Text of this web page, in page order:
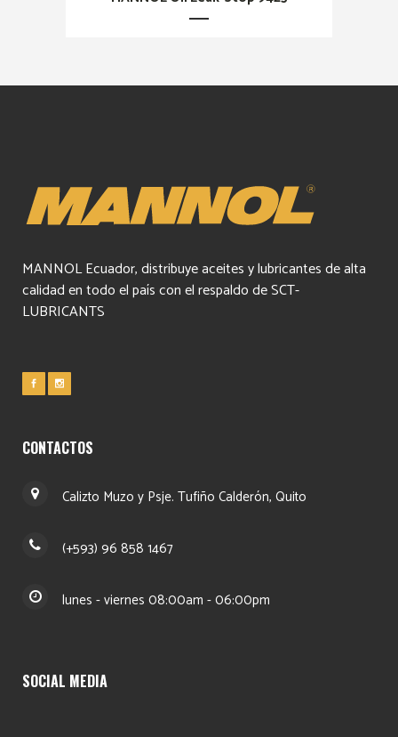
MANNOL Ecuador, distribuye aceites y lubricantes de alta
calidad en todo el país con el respaldo de SCT-
LUBRICANTS
CONTACTOS
Calizto Muzo y Psje. Tufiño Calderón, Quito
(+593) 96 858 1467
lunes - viernes 08:00am - 06:00pm
SOCIAL MEDIA